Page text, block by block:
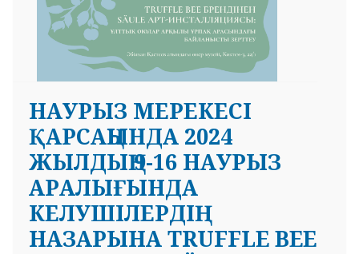
НАУРЫЗ МЕРЕКЕСІ
ҚАРСАҢЫНДА 2024
ЖЫЛДЫҢ 9-16 НАУРЫЗ
АРАЛЫҒЫНДА
КЕЛУШІЛЕРДІҢ
НАЗАРЫНА TRUFFLE BEE